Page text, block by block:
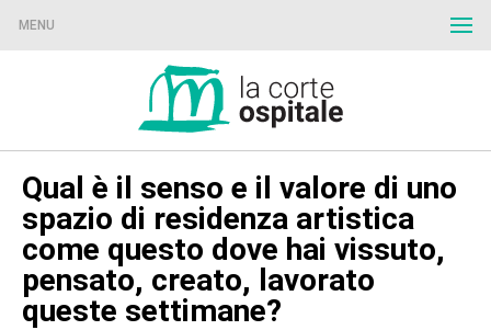
MENU
Qual è il senso e il valore di uno
spazio di residenza artistica
come questo dove hai vissuto,
pensato, creato, lavorato
queste settimane?